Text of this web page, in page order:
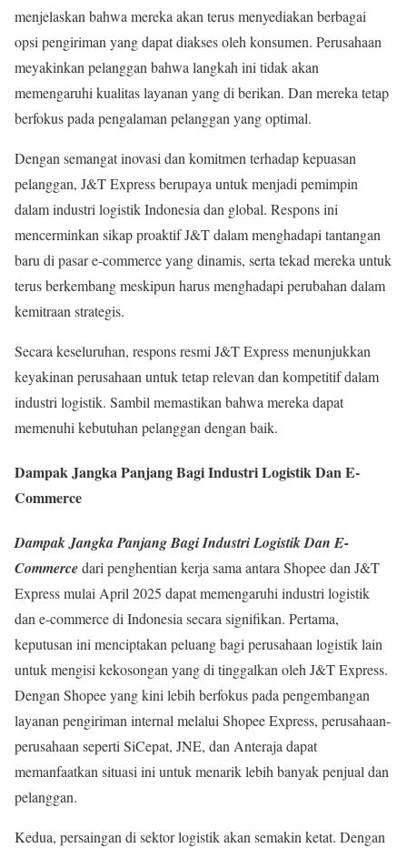
menjelaskan bahwa mereka akan terus menyediakan berbagai
opsi pengiriman yang dapat diakses oleh konsumen. Perusahaan
meyakinkan pelanggan bahwa langkah ini tidak akan
memengaruhi kualitas layanan yang di berikan. Dan mereka tetap
berfokus pada pengalaman pelanggan yang optimal.
Dengan semangat inovasi dan komitmen terhadap kepuasan
pelanggan, J&T Express berupaya untuk menjadi pemimpin
dalam industri logistik Indonesia dan global. Respons ini
mencerminkan sikap proaktif J&T dalam menghadapi tantangan
baru di pasar e-commerce yang dinamis, serta tekad mereka untuk
terus berkembang meskipun harus menghadapi perubahan dalam
kemitraan strategis.
Secara keseluruhan, respons resmi J&T Express menunjukkan
keyakinan perusahaan untuk tetap relevan dan kompetitif dalam
industri logistik. Sambil memastikan bahwa mereka dapat
memenuhi kebutuhan pelanggan dengan baik.
Dampak Jangka Panjang Bagi Industri Logistik Dan E-
Commerce
Dampak Jangka Panjang Bagi Industri Logistik Dan E-
Commercedari penghentian kerja sama antara Shopee dan J&T
Express mulai April 2025 dapat memengaruhi industri logistik
dan e-commerce di Indonesia secara signifikan. Pertama,
keputusan ini menciptakan peluang bagi perusahaan logistik lain
untuk mengisi kekosongan yang di tinggalkan oleh J&T Express.
Dengan Shopee yang kini lebih berfokus pada pengembangan
layanan pengiriman internal melalui Shopee Express, perusahaan-
perusahaan seperti SiCepat, JNE, dan Anteraja dapat
memanfaatkan situasi ini untuk menarik lebih banyak penjual dan
pelanggan.
Kedua, persaingan di sektor logistik akan semakin ketat. Dengan